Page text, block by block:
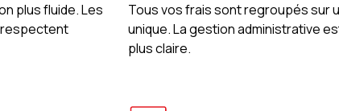
plus fluide. Les
Tous vos frais sont regroupés sur
unique. La gestion administrative
plus claire.